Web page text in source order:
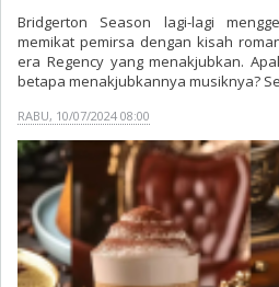
Bridgerton Season lagi-lagi
memikat pemirsa dengan kisah
era Regency yang menakjubkan.
betapa menakjubkannya musiknya?
RABU, 10/07/2024 08:00